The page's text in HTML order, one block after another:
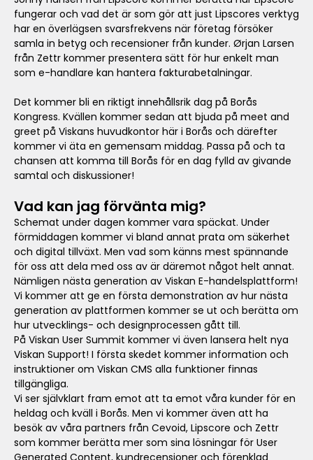
fungerar och vad det är som gör att just Lipscores verktyg
har en överlägsen svarsfrekvens när företag försöker
samla in betyg och recensioner från kunder. Ørjan Larsen
från Zettr kommer presentera sätt för hur enkelt man
som e-handlare kan hantera fakturabetalningar.
Det kommer bli en riktigt innehållsrik dag på Borås
Kongress. Kvällen kommer sedan att bjuda på meet and
greet på Viskans huvudkontor här i Borås och därefter
kommer vi äta en gemensam middag. Passa på och ta
chansen att komma till Borås för en dag fylld av givande
samtal och diskussioner!
Vad kan jag förvänta mig?
Schemat under dagen kommer vara späckat. Under
förmiddagen kommer vi bland annat prata om säkerhet
och digital tillväxt. Men vad som känns mest spännande
för oss att dela med oss av är däremot något helt annat.
Nämligen nästa generation av Viskan E-handelsplattform!
Vi kommer att ge en första demonstration av hur nästa
generation av plattformen kommer se ut och berätta om
hur utvecklings- och designprocessen gått till.
På Viskan User Summit kommer vi även lansera helt nya
Viskan Support! I första skedet kommer information och
instruktioner om Viskan CMS alla funktioner finnas
tillgängliga.
Vi ser självklart fram emot att ta emot våra kunder för en
heldag och kväll i Borås. Men vi kommer även att ha
besök av våra partners från Cevoid, Lipscore och Zettr
som kommer berätta mer som sina lösningar för User
Generated Content, kundrecensioner och förenklad